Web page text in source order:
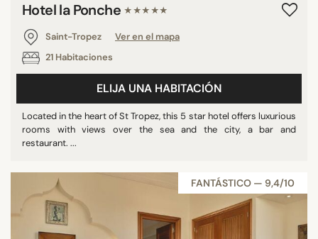
Hotel la Ponche ★★★★★
Saint-Tropez
Ver en el mapa
21 Habitaciones
ELIJA UNA HABITACIÓN
Located in the heart of St Tropez, this 5 star hotel offers luxurious
rooms with views over the sea and the city, a bar and
restaurant. ...
FANTÁSTICO — 9,4/10